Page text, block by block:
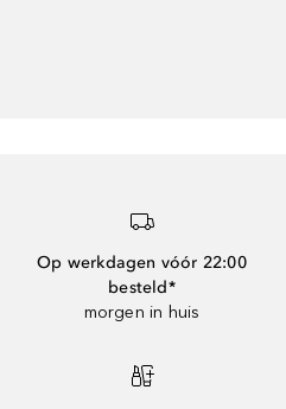
Op werkdagen vóór 22:00
besteld*
morgen in huis